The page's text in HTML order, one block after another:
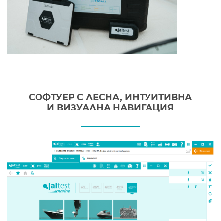
СОФТУЕР С ЛЕСНА, ИНТУИТИВНА
И ВИЗУАЛНА НАВИГАЦИЯ